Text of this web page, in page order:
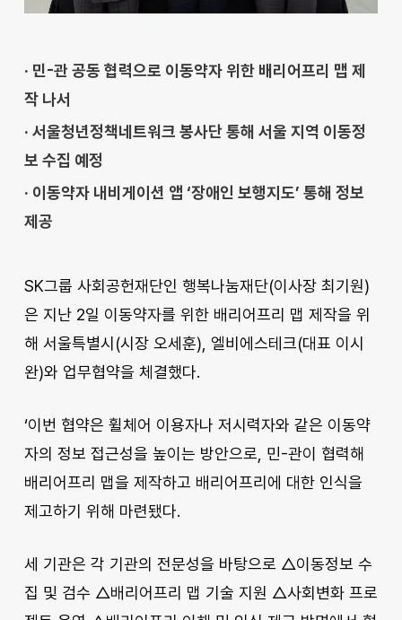
· 민-관 공동 협력으로 이동약자 위한 배리어프리 맵 제
작 나서
· 서울청년정책네트워크 봉사단 통해 서울 지역 이동정
보 수집 예정
· 이동약자 내비게이션 앱 ‘장애인 보행지도’ 통해 정보
제공
SK그룹 사회공헌재단인 행복나눔재단(이사장 최기원)
은 지난 2일 이동약자를 위한 배리어프리 맵 제작을 위
해 서울특별시(시장 오세훈), 엘비에스테크(대표 이시
완)와 업무협약을 체결했다.
‘이번 협약은 휠체어 이용자나 저시력자와 같은 이동약
자의 정보 접근성을 높이는 방안으로, 민-관이 협력해
배리어프리 맵을 제작하고 배리어프리에 대한 인식을
제고하기 위해 마련됐다.
세 기관은 각 기관의 전문성을 바탕으로 △이동정보 수
집 및 검수 △배리어프리 맵 기술 지원 △사회변화 프로